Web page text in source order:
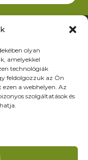
olyan
amelyekkel
technológiák
feldolgozzuk az Ön
ezen a webhelyen. Az
szolgáltatások és